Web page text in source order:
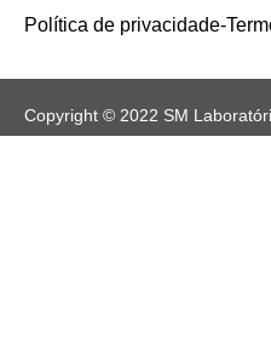
Política de privacidade-
Copyright © 2022 SM